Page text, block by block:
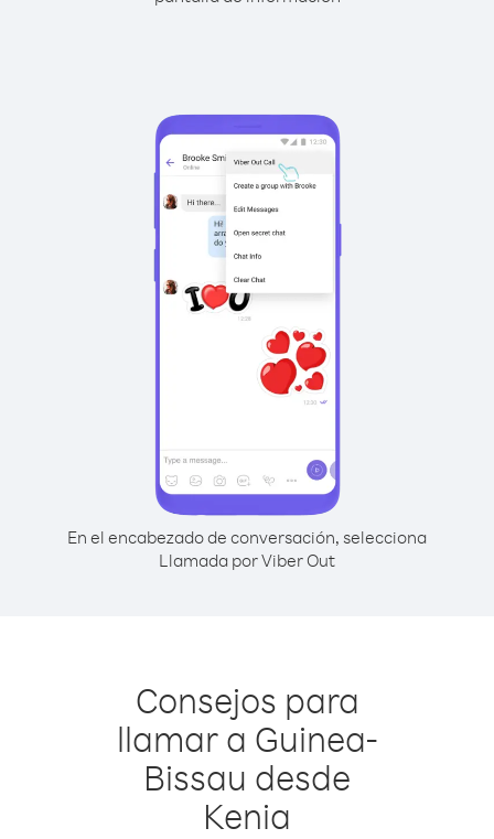
En el encabezado de conversación, selecciona
Llamada por Viber Out
Consejos para
llamar a Guinea-
Bissau desde
Kenia